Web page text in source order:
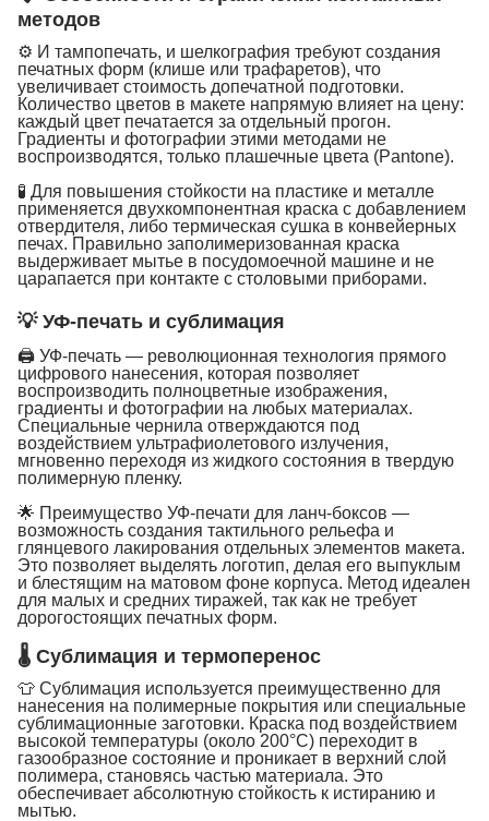
методов
⚙️ И тампопечать, и шелкография требуют создания
печатных форм (клише или трафаретов), что
увеличивает стоимость допечатной подготовки.
Количество цветов в макете напрямую влияет на цену:
каждый цвет печатается за отдельный прогон.
Градиенты и фотографии этими методами не
воспроизводятся, только плашечные цвета (Pantone).
🧪 Для повышения стойкости на пластике и металле
применяется двухкомпонентная краска с добавлением
отвердителя, либо термическая сушка в конвейерных
печах. Правильно заполимеризованная краска
выдерживает мытье в посудомоечной машине и не
царапается при контакте с столовыми приборами.
💡 УФ-печать и сублимация
🖨 УФ-печать — революционная технология прямого
цифрового нанесения, которая позволяет
воспроизводить полноцветные изображения,
градиенты и фотографии на любых материалах.
Специальные чернила отверждаются под
воздействием ультрафиолетового излучения,
мгновенно переходя из жидкого состояния в твердую
полимерную пленку.
🌟 Преимущество УФ-печати для ланч-боксов —
возможность создания тактильного рельефа и
глянцевого лакирования отдельных элементов макета.
Это позволяет выделять логотип, делая его выпуклым
и блестящим на матовом фоне корпуса. Метод идеален
для малых и средних тиражей, так как не требует
дорогостоящих печатных форм.
🌡 Сублимация и термоперенос
👕 Сублимация используется преимущественно для
нанесения на полимерные покрытия или специальные
сублимационные заготовки. Краска под воздействием
высокой температуры (около 200°C) переходит в
газообразное состояние и проникает в верхний слой
полимера, становясь частью материала. Это
обеспечивает абсолютную стойкость к истиранию и
мытью.